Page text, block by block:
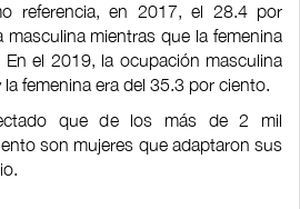
referencia, en 2017, el 28.4 por
mientras que la femenina
el 2019, la ocupación masculina
femenina era del 35.3 por ciento.
que de los más de 2 mil
son mujeres que adaptaron sus